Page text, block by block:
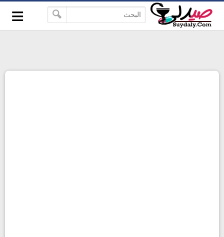
-->
google-site-verification=pbBDctPvwZJkSEHg2-
vmZ_yu86_9u3jQJgGN9H2FF9w
≡